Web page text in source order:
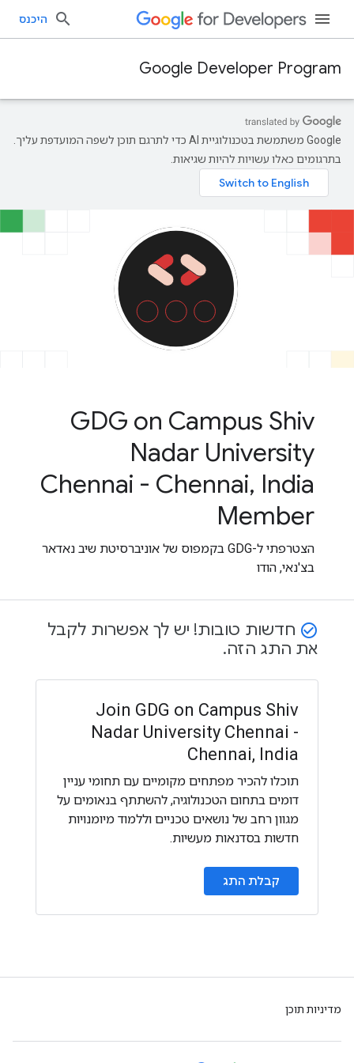
היכנס
Google Developer Program
‫Google משתמשת בטכנולוגיית AI כדי לתרגם תוכן לשפה המועדפת עליך.
בתרגומים כאלו עשויות להיות שגיאות.
GDG on Campus Shiv
Nadar University
Chennai - Chennai, India
Member
הצטרפתי ל-GDG בקמפוס של אוניברסיטת שיב נאדאר
בצ'נאי, הודו
check_circle_outline חדשות טובות! יש לך אפשרות לקבל
את התג הזה.
Join GDG on Campus Shiv
Nadar University Chennai -
Chennai, India
תוכלו להכיר מפתחים מקומיים עם תחומי עניין
דומים בתחום הטכנולוגיה, להשתתף בנאומים על
מגוון רחב של נושאים טכניים וללמוד מיומנויות
חדשות בסדנאות מעשיות.
קבלת התג
מדיניות תוכן